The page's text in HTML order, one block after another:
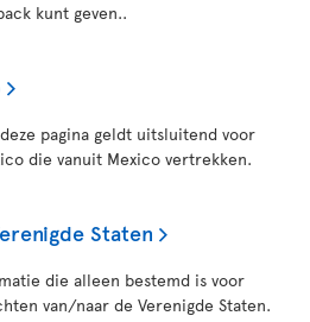
kunt geven..
pagina geldt uitsluitend voor
die vanuit Mexico vertrekken.
Staten
die alleen bestemd is voor
van/naar de Verenigde Staten.